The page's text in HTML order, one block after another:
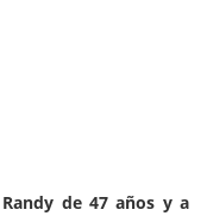
Randy de 47 años y a